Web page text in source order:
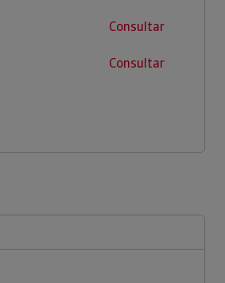
Consultar
Consultar